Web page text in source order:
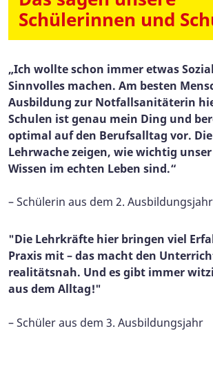
Schülerinnen und
„Ich wollte schon immer etwas
Sinnvolles machen. Am besten
Ausbildung zur Notfallsanitäterin
Schulen ist genau mein Ding und
optimal auf den Berufsalltag vor.
Lehrwache zeigen, wie wichtig
Wissen im echten Leben sind.“
– Schülerin aus dem 2. Ausbildungsjahr
"Die Lehrkräfte hier bringen viel
Praxis mit – das macht den
realitätsnah. Und es gibt immer
aus dem Alltag!"
– Schüler aus dem 3. Ausbildungsjahr